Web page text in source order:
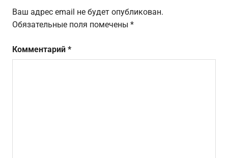
Ваш адрес email не будет опубликован.
Обязательные поля помечены *
Комментарий *